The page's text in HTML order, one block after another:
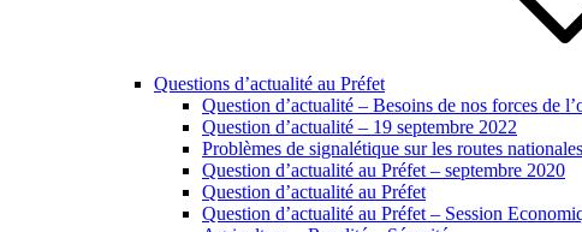
Questions d’actualité au Préfet
Question d’actualité – Besoins de nos forces de
Question d’actualité – 19 septembre 2022
Problèmes de signalétique sur les routes
Question d’actualité au Préfet – septembre 2020
Question d’actualité au Préfet
Question d’actualité au Préfet – Session